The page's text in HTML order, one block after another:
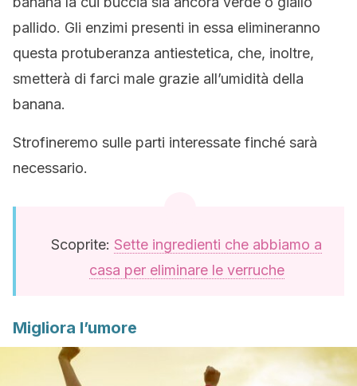
pallido. Gli enzimi presenti in essa elimineranno
questa protuberanza antiestetica, che, inoltre,
smetterà di farci male grazie all’umidità della
banana.
Strofineremo sulle parti interessate finché sarà
necessario.
Scoprite: Sette ingredienti che abbiamo a
casa per eliminare le verruche
Migliora l’umore